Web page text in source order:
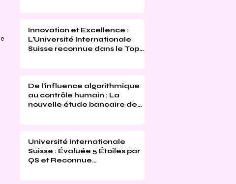
Innovation et Excellence :
L'Université Internationale
Suisse reconnue dans le Top
De l'influence algorithmique
au contrôle humain : La
nouvelle étude bancaire de
Université Internationale
Suisse : Évaluée 5 Étoiles par
QS et Reconnue